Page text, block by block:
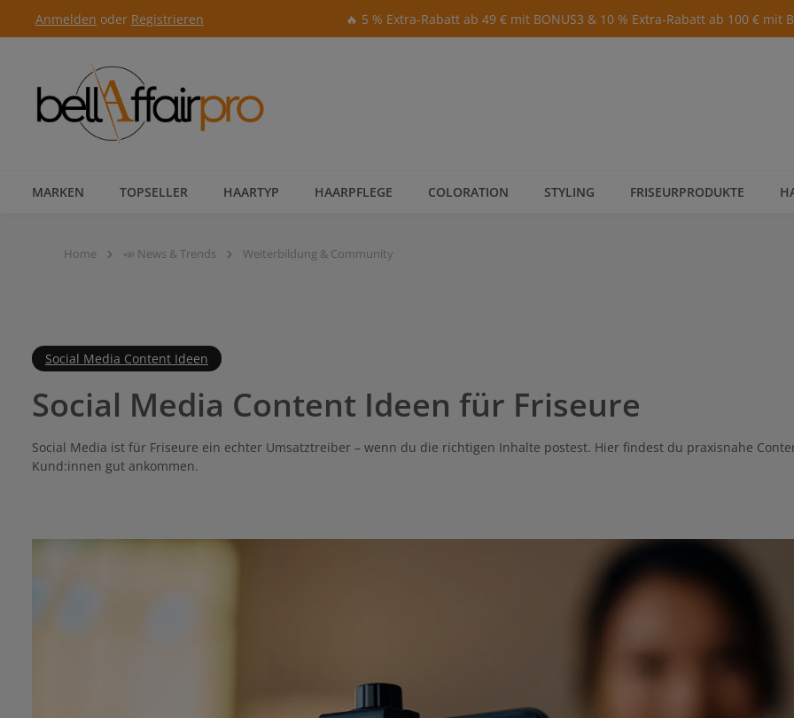
Hauptnavigation springen
Anmelden oder Registrieren 🔥 5 % Extra-Rabatt ab 49 € mit BONUS3 & 10 % Extra-Rabatt ab 100 € mit
MARKEN TOPSELLER HAARTYP HAARPFLEGE COLORATION STYLING FRISEURPRODUKTE
Home 📣 News & Trends Weiterbildung & Community
Social Media Content Ideen
Social Media Content Ideen für Friseure
Social Media ist für Friseure ein echter Umsatztreiber – wenn du die richtigen Inhalte postest. Hier findest du praxisnahe
Kund:innen gut ankommen.